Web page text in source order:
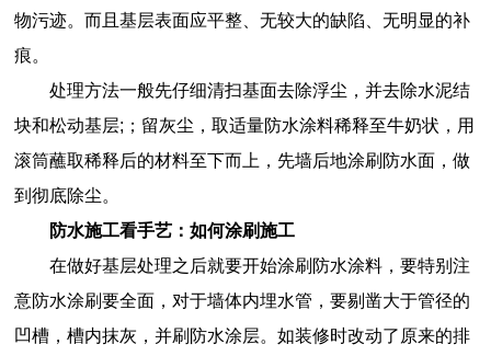
物污迹。而且基层表面应平整、无较大的缺陷、无明显的补
痕。
处理方法一般先仔细清扫基面去除浮尘，并去除水泥结
块和松动基层;；留灰尘，取适量防水涂料稀释至牛奶状，用
滚筒蘸取稀释后的材料至下而上，先墙后地涂刷防水面，做
到彻底除尘。
防水施工看手艺：如何涂刷施工
在做好基层处理之后就要开始涂刷 防水涂料 ，要特别注
意防水涂刷要全面，对于墙体内埋水管，要剔凿大于管径的
凹槽，槽内抹灰，并刷防水涂层。如装修时改动了原来的排